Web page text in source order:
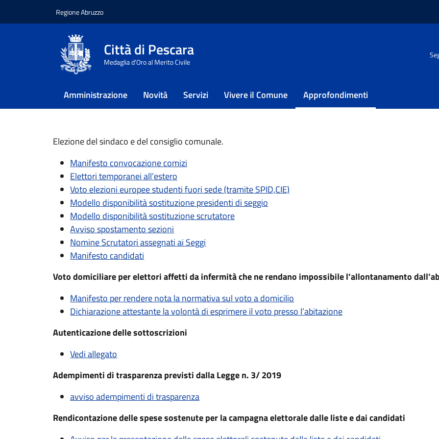
Regione Abruzzo
Città di Pescara
Medaglia d'Oro al Merito Civile
Amministrazione Novità Servizi Vivere il Comune Approfondimenti
Home / Approfondimenti /
Elezioni amministrative 2024
Informazioni su elezioni comunali ed europee: voto, liste UE, voto a domicilio, studenti fuori sede,
Elezione del sindaco e del consiglio comunale.
Manifesto convocazione comizi
Elettori temporanei all’estero
Voto elezioni europee studenti fuori sede (tramite SPID,CIE)
Modello disponibilità sostituzione presidenti di seggio
Modello disponibilità sostituzione scrutatore
Avviso spostamento sezioni
Nomine Scrutatori assegnati ai Seggi
Manifesto candidati
Voto domiciliare per elettori affetti da infermità che ne rendano impossibile l’allontanamento
Manifesto per rendere nota la normativa sul voto a domicilio
Dichiarazione attestante la volontà di esprimere il voto presso l’abitazione
Autenticazione delle sottoscrizioni
Vedi allegato
Adempimenti di trasparenza previsti dalla Legge n. 3/ 2019
avviso adempimenti di trasparenza
Rendicontazione delle spese sostenute per la campagna elettorale dalle liste e dai candidati